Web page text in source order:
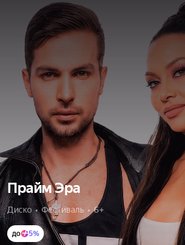
Прайм Эра
Диско  •  Фестиваль  •  6+
до 5%